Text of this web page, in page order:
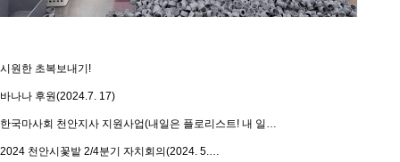
시원한 초복보내기!
바나나 후원(2024.7. 17)
한국마사회 천안지사 지원사업(내일은 플로리스트! 내 일…
2024 천안시꽃밭 2/4분기 자치회의(2024. 5.…